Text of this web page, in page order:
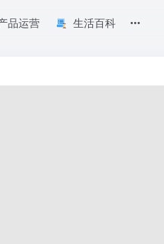
品运营 生活百科
宽和大小。